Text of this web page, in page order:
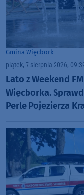
Gmina Więcbork
piątek, 7 sierpnia 2026,
Lato z Weekend
Więcborka.
Perle Pojezierza